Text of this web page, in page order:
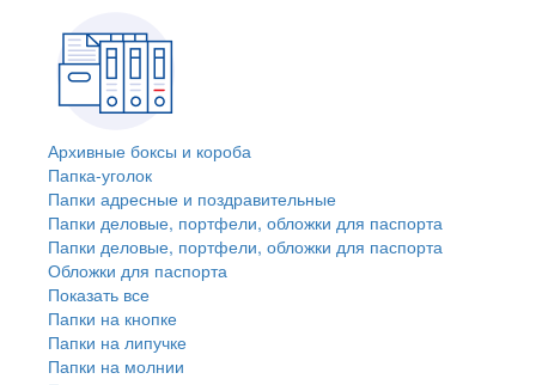
Архивные боксы и короба
Папка-уголок
Папки адресные и поздравительные
Папки деловые, портфели, обложки для паспорта
Папки деловые, портфели, обложки для паспорта
Обложки для паспорта
Показать все
Папки на кнопке
Папки на липучке
Папки на молнии